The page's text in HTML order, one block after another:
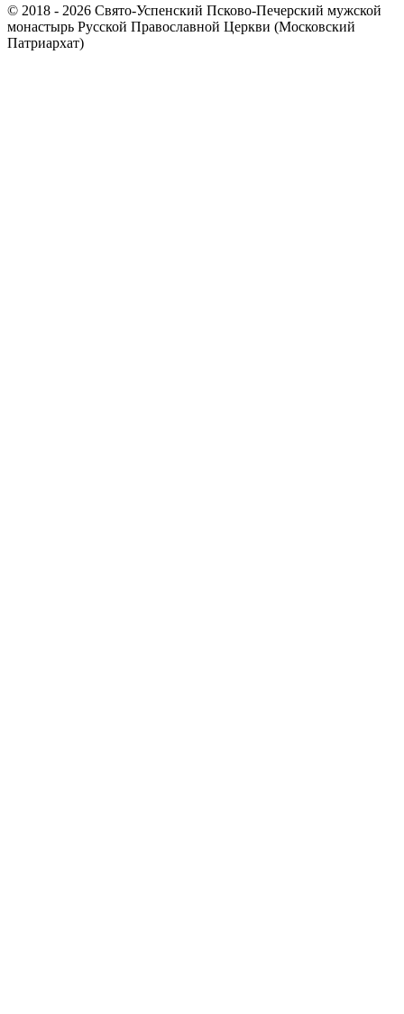
© 2018 - 2026 Свято-Успенский Псково-Печерский мужской
монастырь Русской Православной Церкви (Московский
Патриархат)